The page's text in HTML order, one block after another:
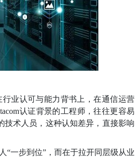
行业认可与能力背书上，在通信运营
认证背景的工程师，往往更容易
技术人员，这种认知差异，直接影响
“一步到位”，而在于拉开同层级从业